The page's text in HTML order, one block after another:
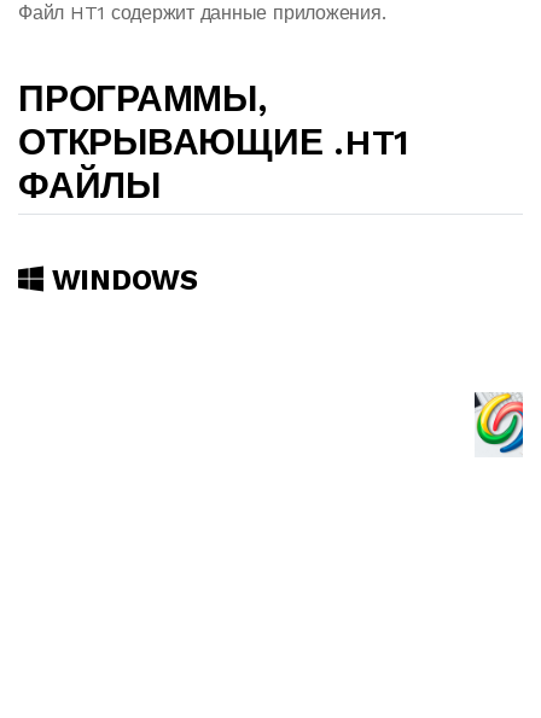
Файл HT1 содержит данные приложения.
ПРОГРАММЫ,
ОТКРЫВАЮЩИЕ .HT1
ФАЙЛЫ
WINDOWS